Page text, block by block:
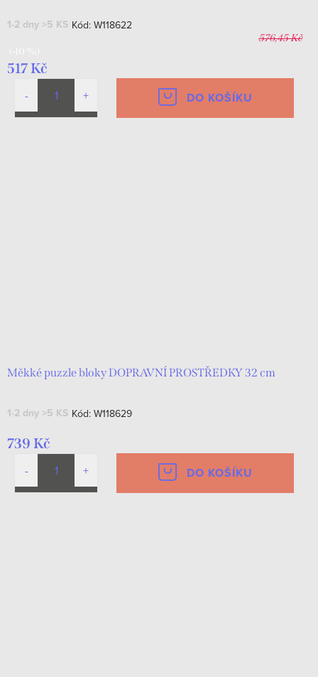
1-2 dny >5 KS Kód: W118622
576,45 Kč
517 Kč
DO KOŠÍKU
Měkké puzzle bloky DOPRAVNÍ PROSTŘEDKY 32 cm
1-2 dny >5 KS Kód: W118629
739 Kč
DO KOŠÍKU